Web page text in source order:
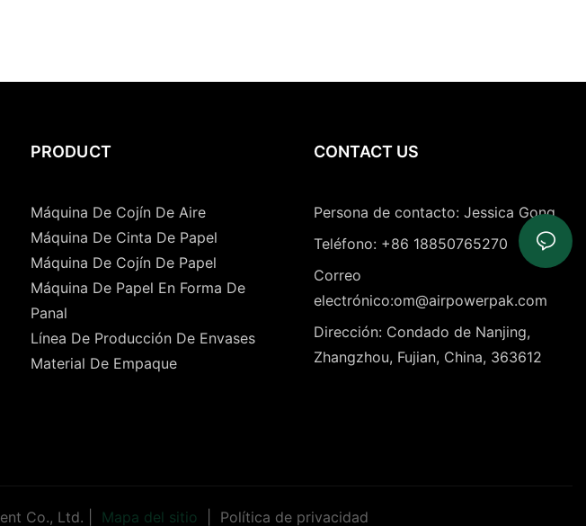
PRODUCT
Máquina De Cojín De Aire
Máquina De Cinta De Papel
Máquina De Cojín De Papel
Máquina De Papel En Forma De
Panal
Línea De Producción De Envases
Material De Empaque
CONTACT US
Persona de contacto: Jessica Gong
Teléfono: +86 18850765270
Correo
electrónico:om@airpowerpak.com
Dirección: Condado de Nanjing,
Zhangzhou, Fujian, China, 363612
Co., Ltd. | Mapa del sitio Política de privacidad